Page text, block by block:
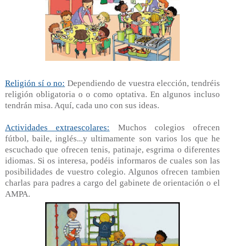
Religión sí o no: Dependiendo de vuestra elección, tendréis
religión obligatoria o o como optativa. En algunos incluso
tendrán misa. Aquí, cada uno con sus ideas.
Actividades extraescolares:
Muchos colegios ofrecen
fútbol, baile, inglés...y ultimamente son varios los que he
escuchado que ofrecen tenis, patinaje, esgrima o diferentes
idiomas. Si os interesa, podéis informaros de cuales son las
posibilidades de vuestro colegio. Algunos ofrecen tambien
charlas para padres a cargo del gabinete de orientación o el
AMPA.